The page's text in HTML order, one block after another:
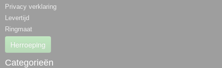
Privacy verklaring
Levertijd
Ringmaat
Herroeping
Categorieën